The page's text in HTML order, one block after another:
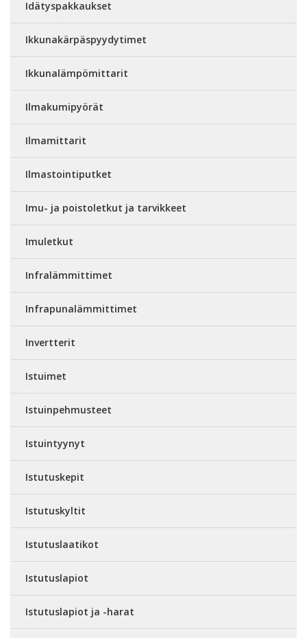
Idätyspakkaukset
Ikkunakärpäspyydytimet
Ikkunalämpömittarit
Ilmakumipyörät
Ilmamittarit
Ilmastointiputket
Imu- ja poistoletkut ja tarvikkeet
Imuletkut
Infralämmittimet
Infrapunalämmittimet
Invertterit
Istuimet
Istuinpehmusteet
Istuintyynyt
Istutuskepit
Istutuskyltit
Istutuslaatikot
Istutuslapiot
Istutuslapiot ja -harat